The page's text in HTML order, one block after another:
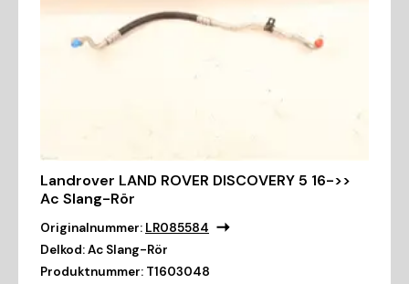
Landrover LAND ROVER DISCOVERY 5 16->>
Ac Slang-Rör
Originalnummer: LR085584
Delkod:Ac Slang-Rör
Produktnummer: T1603048